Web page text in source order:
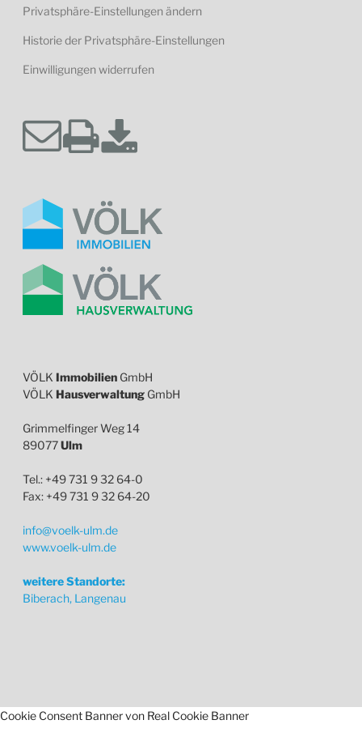
Privatsphäre-Einstellungen ändern
Historie der Privatsphäre-Einstellungen
Einwilligungen widerrufen
VÖLK Immobilien GmbH
VÖLK Hausverwaltung GmbH
Grimmelfinger Weg 14
89077Ulm
Tel.: +49 731 9 32 64-0
Fax: +49 731 9 32 64-20
info@voelk-ulm.de
www.voelk-ulm.de
weitere Standorte:
Biberach, Langenau
Cookie Consent Banner von Real Cookie Banner